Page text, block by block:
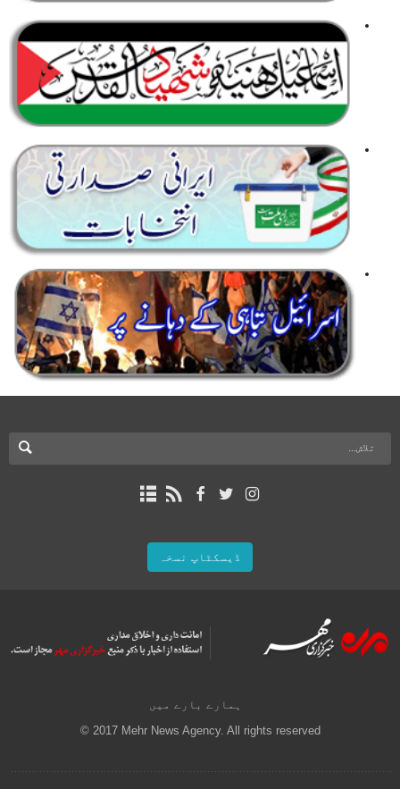
ڈیسکٹاپ نسخہ
ہمارے بارے میں
© 2017 Mehr News Agency. All rights reserved